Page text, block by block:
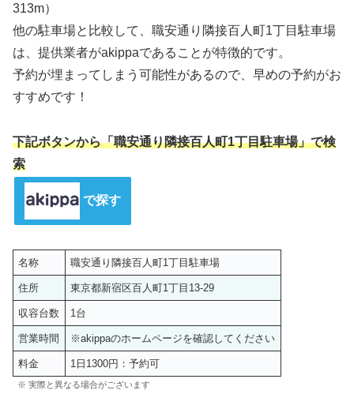
313m）
他の駐車場と比較して、職安通り隣接百人町1丁目駐車場
は、提供業者がakippaであることが特徴的です。
予約が埋まってしまう可能性があるので、早めの予約がお
すすめです！
下記ボタンから「職安通り隣接百人町1丁目駐車場」で検
索
で探す
名称 職安通り隣接百人町1丁目駐車場
住所 東京都新宿区百人町1丁目13-29
収容台数 1台
営業時間 ※akippaのホームページを確認してください
料金 1日1300円：予約可
※ 実際と異なる場合がございます